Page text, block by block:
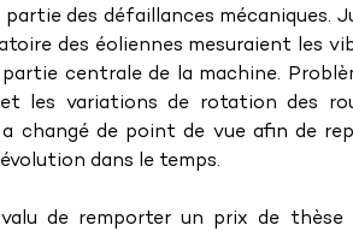
des défaillances mécaniques.
des éoliennes mesuraient les
centrale de la machine.
les variations de rotation des
changé de point de vue afin de
dans le temps.
de remporter un prix de thèse